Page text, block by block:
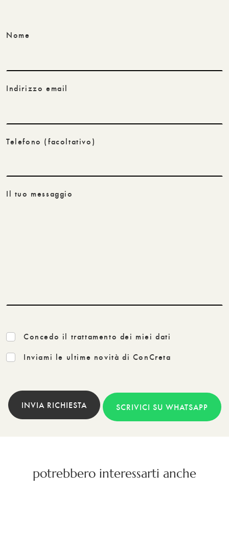
Nome
Indirizzo email
Telefono (facoltativo)
Il tuo messaggio
Concedo il trattamento dei miei dati
Inviami le ultime novità di ConCreta
INVIA RICHIESTA SCRIVICI SU WHATSAPP
potrebbero interessarti anche